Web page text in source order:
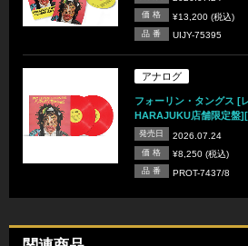
価 格 ¥13,200 (税込)
品 番 UIJY-75395
アナログ
フォーリン・タングス [
HARAJUKU店舗限定盤
発売日 2026.07.24
価 格 ¥8,250 (税込)
品 番 PROT-7437/8